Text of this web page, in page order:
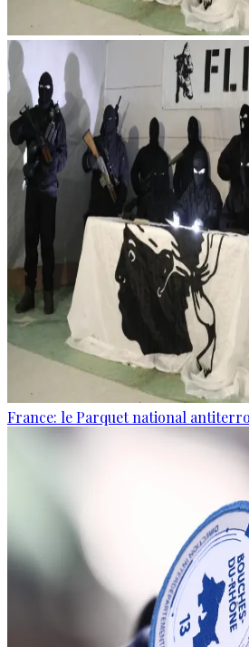
France: le Parquet national